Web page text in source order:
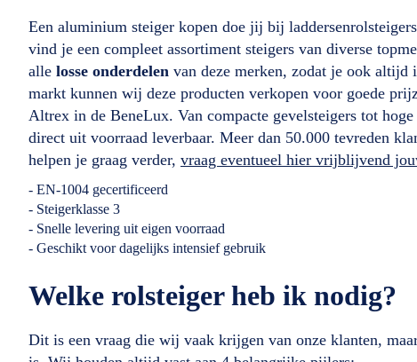
Een aluminium steiger kopen doe jij bij
vind je een compleet assortiment steigers van diverse
alle losse onderdelen van deze merken, zodat je ook
markt kunnen wij deze producten verkopen voor goede
Altrex in de BeneLux. Van compacte gevelsteigers tot
direct uit voorraad leverbaar. Meer dan 50.000 tevreden
helpen je graag verder, vraag eventueel hier vrijblijvend
- EN-1004 gecertificeerd
- Steigerklasse 3
- Snelle levering uit eigen voorraad
- Geschikt voor dagelijks intensief gebruik
Welke rolsteiger heb ik nodig?
Dit is een vraag die wij vaak krijgen van onze klanten,